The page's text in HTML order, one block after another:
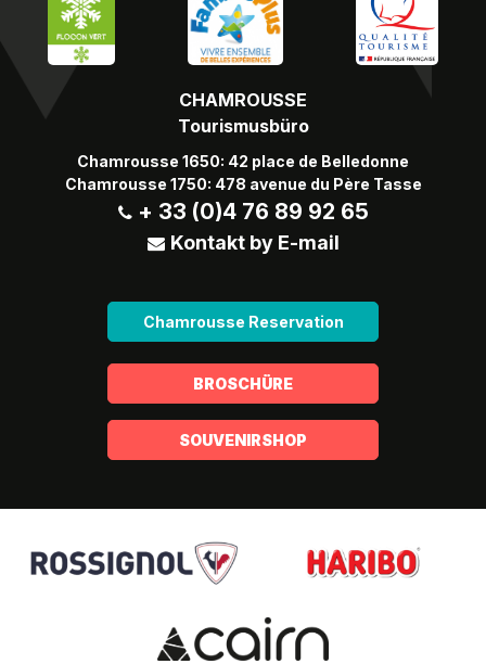
CHAMROUSSE
Tourismusbüro
Chamrousse 1650: 42 place de Belledonne
Chamrousse 1750: 478 avenue du Père Tasse
+ 33 (0)4 76 89 92 65
Kontakt by E-mail
Chamrousse Reservation
BROSCHÜRE
SOUVENIRSHOP